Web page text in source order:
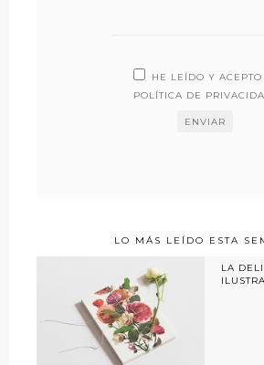
HE LEÍDO Y
POLÍTICA DE
LO MÁS LEÍDO ESTA
LA